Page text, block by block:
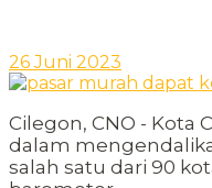
26 Juni 2023
Cilegon, CNO - Kota
dalam
salah satu dari 90